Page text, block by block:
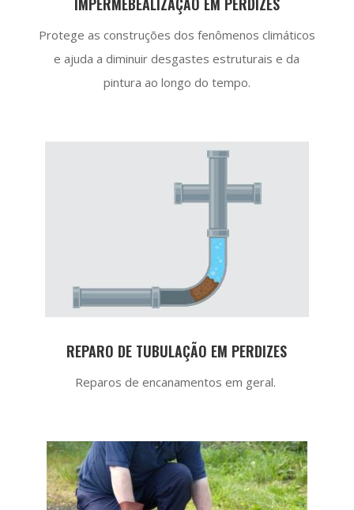
Protege as construções dos fenômenos climáticos
e ajuda a diminuir desgastes estruturais e da
pintura ao longo do tempo.
REPARO DE TUBULAÇÃO EM PERDIZES
Reparos de encanamentos em geral.